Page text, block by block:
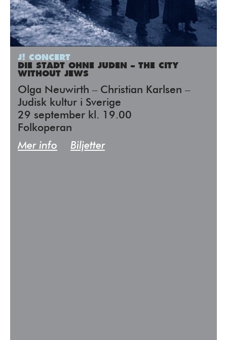
J! CONCERT
DIE STADT OHNE JUDEN – THE CITY
WITHOUT JEWS
Olga Neuwirth – Christian Karlsen –
Judisk kultur i Sverige
29 september kl. 19.00
Folkoperan
Mer info
Biljetter